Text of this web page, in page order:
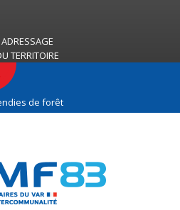
ADRESSAGE
TERRITOIRE
de forêt